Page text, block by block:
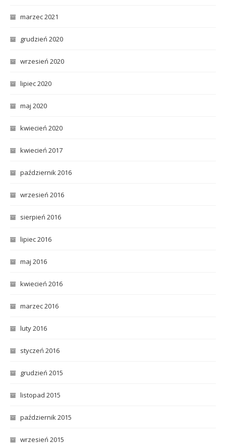
marzec 2021
grudzień 2020
wrzesień 2020
lipiec 2020
maj 2020
kwiecień 2020
kwiecień 2017
październik 2016
wrzesień 2016
sierpień 2016
lipiec 2016
maj 2016
kwiecień 2016
marzec 2016
luty 2016
styczeń 2016
grudzień 2015
listopad 2015
październik 2015
wrzesień 2015